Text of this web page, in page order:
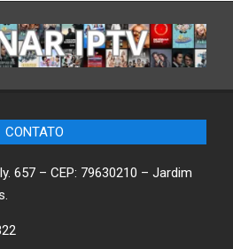
CONTATO
657 – CEP: 79630210 – Jardim